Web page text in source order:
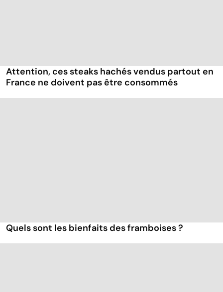
Attention, ces steaks hachés vendus partout en
France ne doivent pas être consommés
Quels sont les bienfaits des framboises ?